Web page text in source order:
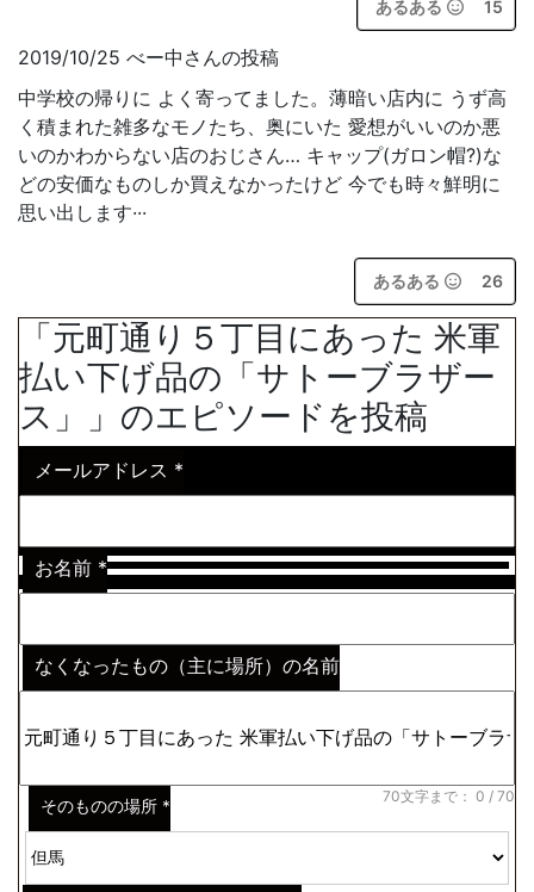
あるある 15
2019/10/25 べー中さんの投稿
中学校の帰りに よく寄ってました。薄暗い店内に うず高
く積まれた雑多なモノたち、奥にいた 愛想がいいのか悪
いのかわからない店のおじさん… キャップ(ガロン帽?)な
どの安価なものしか買えなかったけど 今でも時々鮮明に
思い出します···
あるある 26
「元町通り５丁目にあった 米軍
払い下げ品の「サトーブラザー
ス」」のエピソードを投稿
メールアドレス *
お名前 *
なくなったもの（主に場所）の名前
70文字まで： 0 / 70
そのものの場所 *